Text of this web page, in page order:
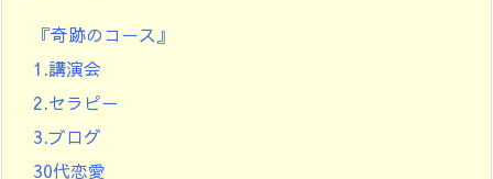
『奇跡のコース』
1.講演会
2.セラピー
3.ブログ
30代恋愛